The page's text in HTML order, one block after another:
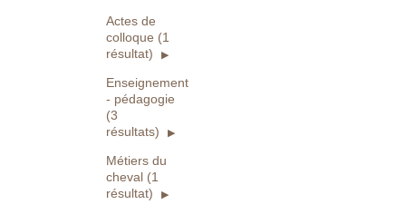
Actes de
colloque (1
résultat)
Enseignement
- pédagogie
(3
résultats)
Métiers du
cheval (1
résultat)